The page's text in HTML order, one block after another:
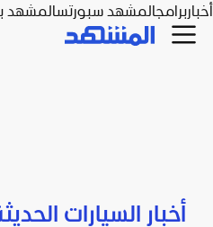
أخباربرامجالمشهد سبورتسالمشهد
أخبار السيارات